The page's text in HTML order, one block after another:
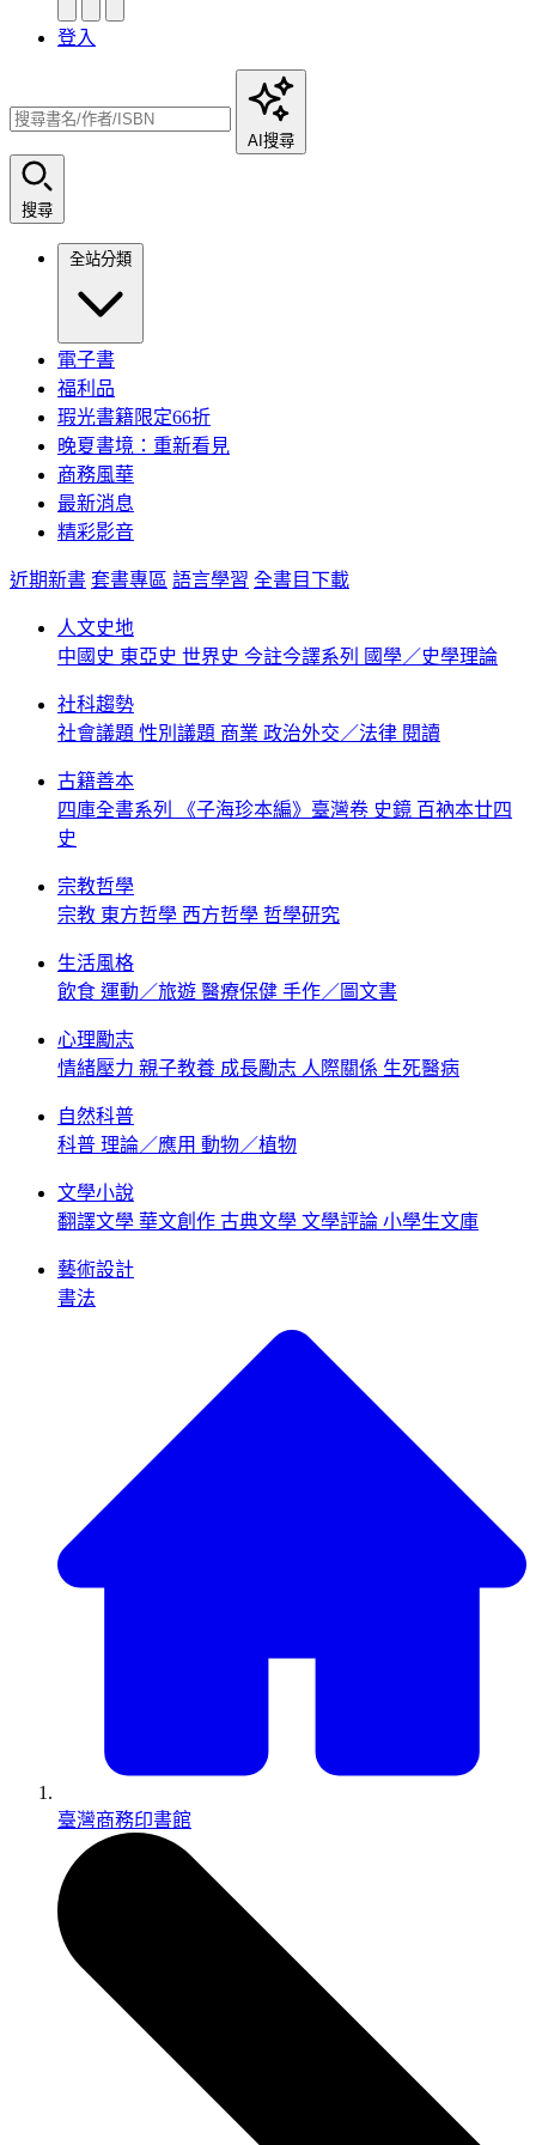
登入
AI搜尋
搜尋
全站分類
電子書
福利品
瑕光書籍限定66折
晚夏書境：重新看見
商務風華
最新消息
精彩影音
近期新書 套書專區 語言學習 全書目下載
人文史地
中國史 東亞史 世界史 今註今譯系列 國學／史學理論
社科趨勢
社會議題 性別議題 商業 政治外交／法律 閱讀
古籍善本
四庫全書系列
《子海珍本編》臺灣卷 史鏡 百衲本廿四
史
宗教哲學
宗教 東方哲學 西方哲學 哲學研究
生活風格
飲食 運動／旅遊 醫療保健 手作／圖文書
心理勵志
情緒壓力 親子教養 成長勵志 人際關係 生死醫病
自然科普
科普 理論／應用 動物／植物
文學小說
翻譯文學 華文創作 古典文學 文學評論 小學生文庫
藝術設計
書法
臺灣商務印書館